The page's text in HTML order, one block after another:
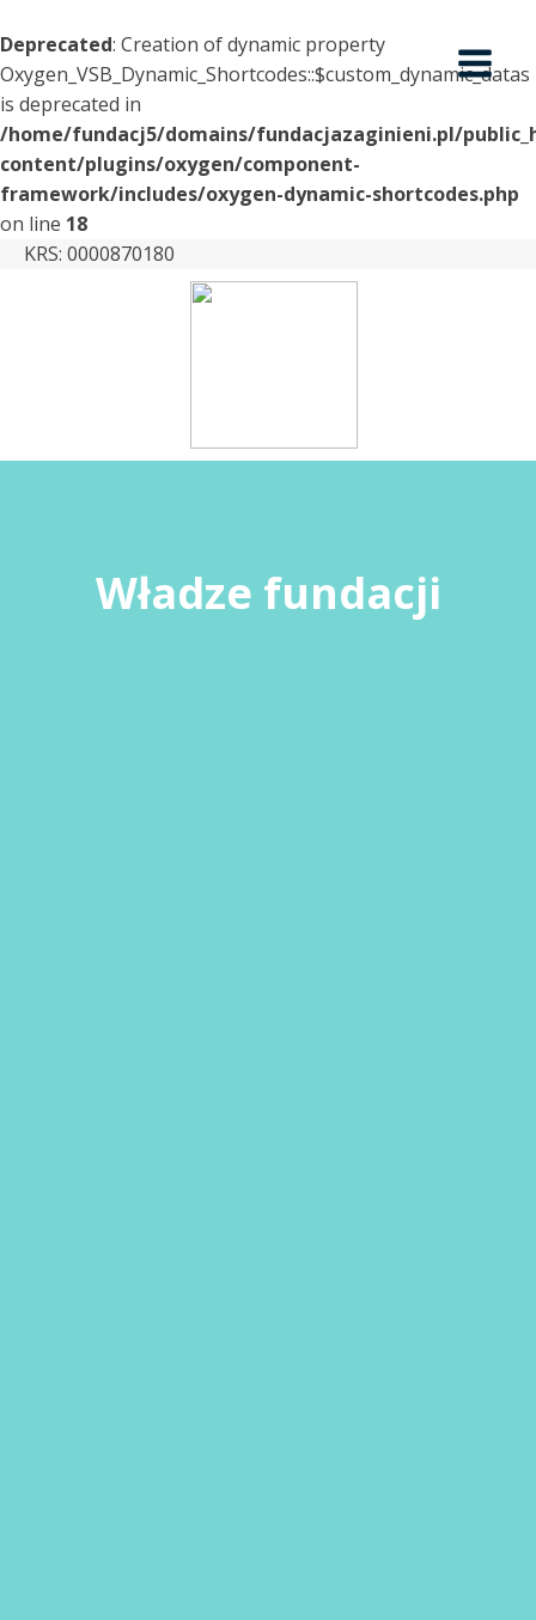
Deprecated: Creation of dynamic property
Oxygen_VSB_Dynamic_Shortcodes::$custom_dynamic_datas
is deprecated in
/home/fundacj5/domains/fundacjazaginieni.pl/
content/plugins/oxygen/component-
framework/includes/oxygen-dynamic-shortcodes.php
on line 18
KRS: 0000870180
Władze fundacji